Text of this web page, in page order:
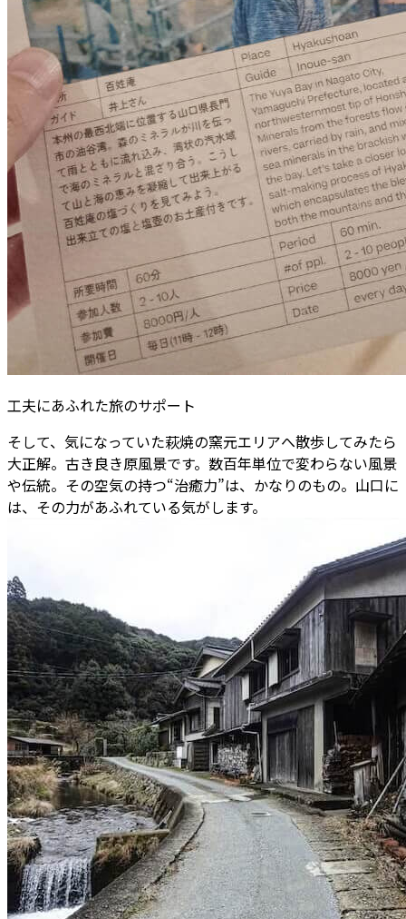
工夫にあふれた旅のサポート
そして、気になっていた萩焼の窯元エリアへ散歩してみたら
大正解。古き良き原風景です。数百年単位で変わらない風景
や伝統。その空気の持つ“治癒力”は、かなりのもの。山口に
は、その力があふれている気がします。